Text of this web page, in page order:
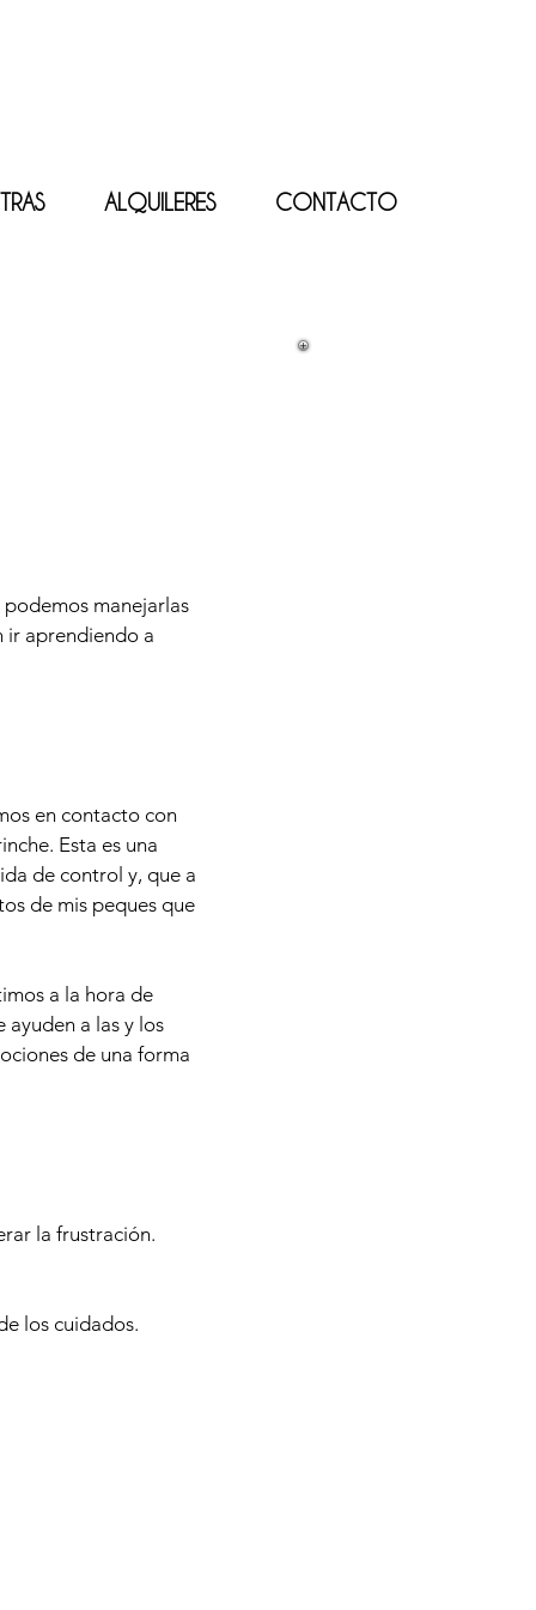
ALQUILERES CONTACTO
manejarlas
ir aprendiendo a
en contacto con
Esta es una
de control y, que a
de mis peques que
a la hora de
ayuden a las y los
de una forma
la frustración.
los cuidados.